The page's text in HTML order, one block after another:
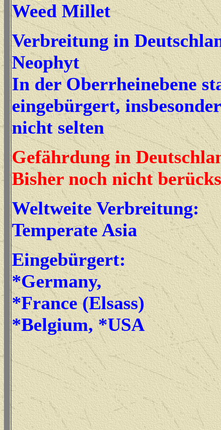
Weed Millet
Verbreitung in
Neophyt
In der Oberrheinebene
eingebürgert,
nicht selten
Gefährdung in
Bisher noch nicht
Weltweite Verbreitung:
Temperate Asia
Eingebürgert:
*Germany,
*France (Elsass)
*Belgium, *USA